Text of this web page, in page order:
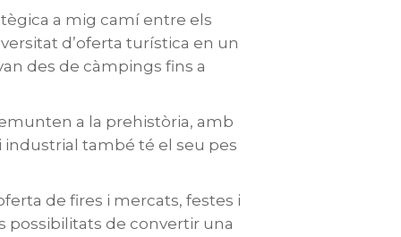
a mig camí entre els
d’oferta turística en un
des de càmpings fins a
a la prehistòria, amb
també té el seu pes
de fires i mercats, festes i
possibilitats de convertir una